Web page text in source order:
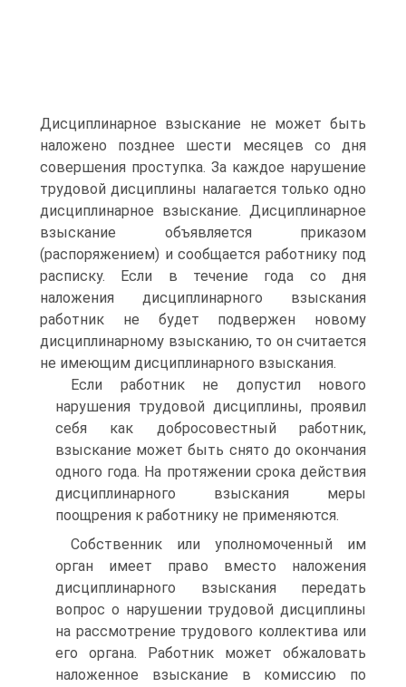
Дисциплинарное взыскание не может быть
наложено позднее шести месяцев со дня
совершения проступка. За каждое нарушение
трудовой дисциплины налагается только одно
дисциплинарное взыскание. Дисциплинарное
взыскание объявляется приказом
(распоряжением) и сообщается работнику под
расписку. Если в течение года со дня
наложения дисциплинарного взыскания
работник не будет подвержен новому
дисциплинарному взысканию, то он считается
не имеющим дисциплинарного взыскания.
Если работник не допустил нового
нарушения трудовой дисциплины, проявил
себя как добросовестный работник,
взыскание может быть снято до окончания
одного года. На протяжении срока действия
дисциплинарного взыскания меры
поощрения к работнику не применяются.
Собственник или уполномоченный им
орган имеет право вместо наложения
дисциплинарного взыскания передать
вопрос о нарушении трудовой дисциплины
на рассмотрение трудового коллектива или
его органа. Работник может обжаловать
наложенное взыскание в комиссию по